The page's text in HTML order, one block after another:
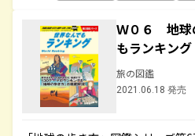
Ｗ０６ 地球
もランキング
旅の図鑑
2021.06.18 発売